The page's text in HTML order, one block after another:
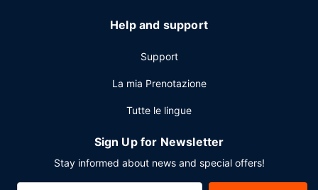
Help and support
Support
La mia Prenotazione
Tutte le lingue
Sign Up for Newsletter
Stay informed about news and special offers!